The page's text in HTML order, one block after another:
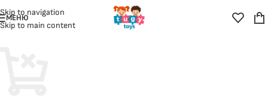
Skip to navigation
Skip to main content
МЕНЮ